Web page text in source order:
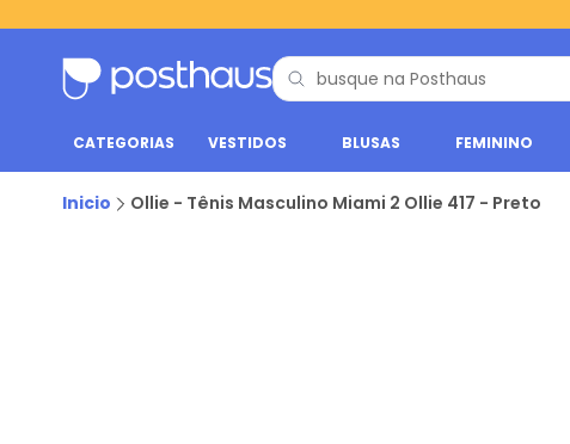
CATEGORIAS VESTIDOS BLUSAS FEMININO
Inicio Ollie - Tênis Masculino Miami 2 Ollie 417 - Preto